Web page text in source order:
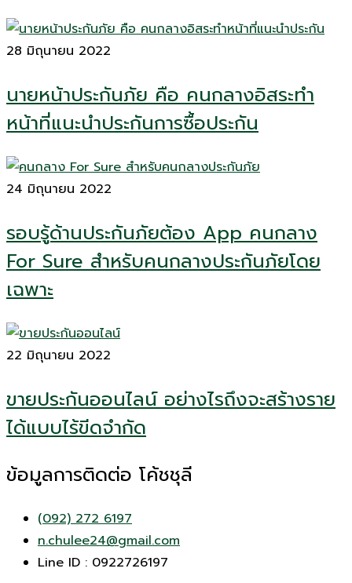
28 มิถุนายน 2022
นายหน้าประกันภัย คือ คนกลางอิสระทำ
หน้าที่แนะนำประกันการซื้อประกัน
24 มิถุนายน 2022
รอบรู้ด้านประกันภัยต้อง App คนกลาง
For Sure สำหรับคนกลางประกันภัยโดย
เฉพาะ
22 มิถุนายน 2022
ขายประกันออนไลน์ อย่างไรถึงจะสร้างราย
ได้แบบไร้ขีดจำกัด
ข้อมูลการติดต่อ โค้ชชุลี
(092) 272 6197
n.chulee24@gmail.com
Line ID : 0922726197